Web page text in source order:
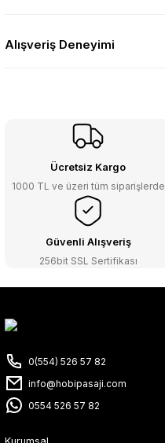
Alışveriş Deneyimi
Ücretsiz Kargo
1000 TL ve üzeri tüm siparişlerde
Güvenli Alışveriş
256bit SSL Sertifikası
0(554) 526 57 82
info@hobipasaji.com
0554 526 57 82